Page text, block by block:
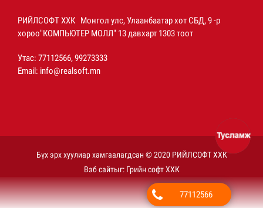
РИЙЛСОФТ ХХК Монгол улс, Улаанбаатар хот СБД, 9 -р
хороо"КОМПЬЮТЕР МОЛЛ" 13 давхарт 1303 тоот
Утас: 77112566, 99273333
Email: info@realsoft.mn
Бүх эрх хуулиар хамгаалагдсан © 2020 РИЙЛСОФТ ХХК
Вэб сайтыг: Грийн софт ХХК
Дуудлагын төв 77112566